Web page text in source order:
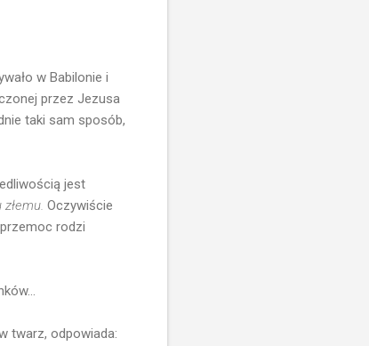
w Babilonie i
przez Jezusa
taki sam sposób,
jest
Oczywiście
rodzi
twarz, odpowiada: